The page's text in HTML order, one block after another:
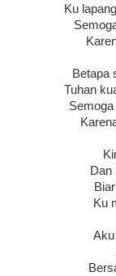
Ku
Betapa
Tuhan
Dan
Ku